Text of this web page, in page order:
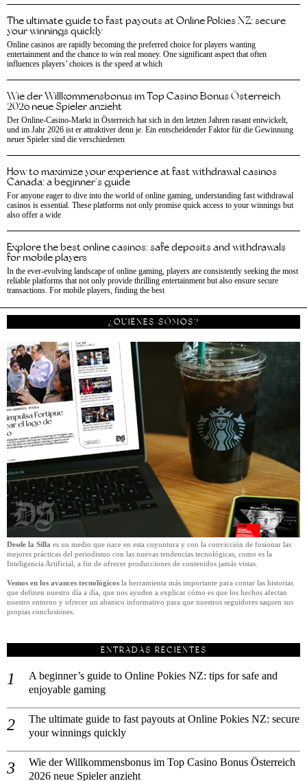
The ultimate guide to fast payouts at Online Pokies NZ: secure
your winnings quickly
Online casinos are rapidly becoming the preferred choice for players wanting
entertainment and the chance to win real money. One significant aspect that often
influences players’ choices is the speed at which
Wie der Willkommensbonus im Top Casino Bonus Österreich
2026 neue Spieler anzieht
Der Online-Casino-Markt in Österreich hat sich in den letzten Jahren rasant entwickelt,
und im Jahr 2026 ist er attraktiver denn je. Ein entscheidender Faktor für die Gewinnung
neuer Spieler sind die verschiedenen
How to maximize your experience at fast withdrawal casinos
Canada: a beginner’s guide
For anyone eager to dive into the world of online gaming, understanding fast withdrawal
casinos is essential. These platforms not only promise quick access to your winnings but
also offer a wide
Explore the best online casinos: safe deposits and withdrawals
for mobile players
In the ever-evolving landscape of online gaming, players are consistently seeking the most
reliable platforms that not only provide thrilling entertainment but also ensure secure
transactions. For mobile players, finding the best
¿QUIÉNES SÓMOS?
Desde la Silla es un medio que nace en esta coyuntura y con la convicción de fusionar las
mejores prácticas del periodismo con las nuevas tendencias tecnológicas, como es la
Inteligencia Artificial, a fin de ofrecer producciones de contenidos jamás vistas.
Vemos en los avances tecnológicos la herramienta más importante para contar las historias
que definen nuestro día a día, que nos ayuden a explicar cómo es que los hechos afectan
nuestro entorno y ofrecer un abanico informativo para que nuestros seguidores saquen sus
propias conclusiones.
ENTRADAS RECIENTES
A beginner’s guide to Online Pokies NZ: tips for safe and
enjoyable gaming
The ultimate guide to fast payouts at Online Pokies NZ: secure
your winnings quickly
Wie der Willkommensbonus im Top Casino Bonus Österreich
2026 neue Spieler anzieht